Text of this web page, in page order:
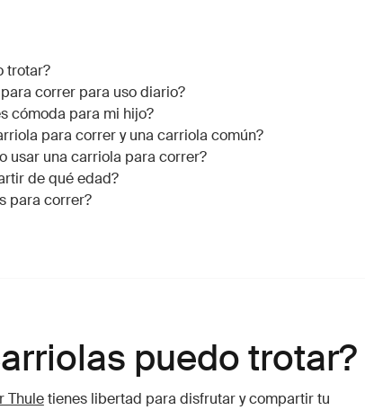
trotar?
correr para uso diario?
cómoda para mi hijo?
para correr y una carriola común?
usar una carriola para correr?
de qué edad?
para correr?
puedo trotar?
Thuletienes libertad para disfrutar y compartir tu